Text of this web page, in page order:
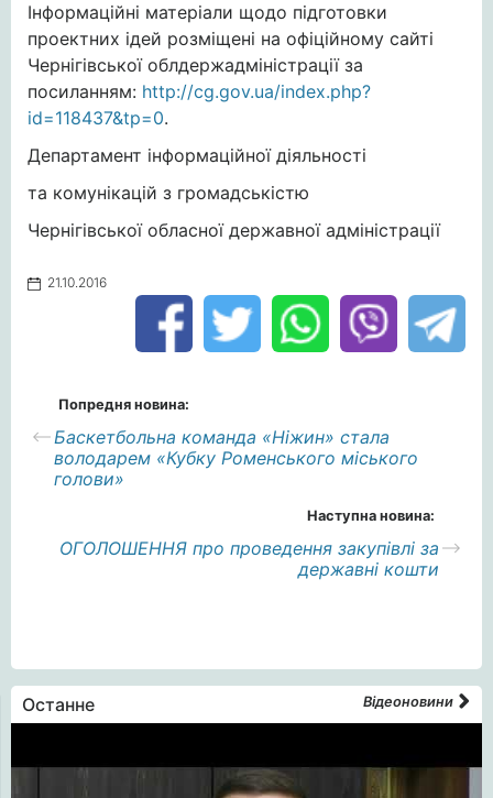
Інформаційні матеріали щодо підготовки
проектних ідей розміщені на офіційному сайті
Чернігівської облдержадміністрації за
посиланням: http://cg.gov.ua/index.php?
id=118437&tp=0.
Департамент інформаційної діяльності
та комунікацій з громадськістю
Чернігівської обласної державної адміністрації
21.10.2016
Попредня новина:
Баскетбольна команда «Ніжин» стала
володарем «Кубку Роменського міського
голови»
Наступна новина:
ОГОЛОШЕННЯ про проведення закупівлі за
державні кошти
Останне Відеоновини